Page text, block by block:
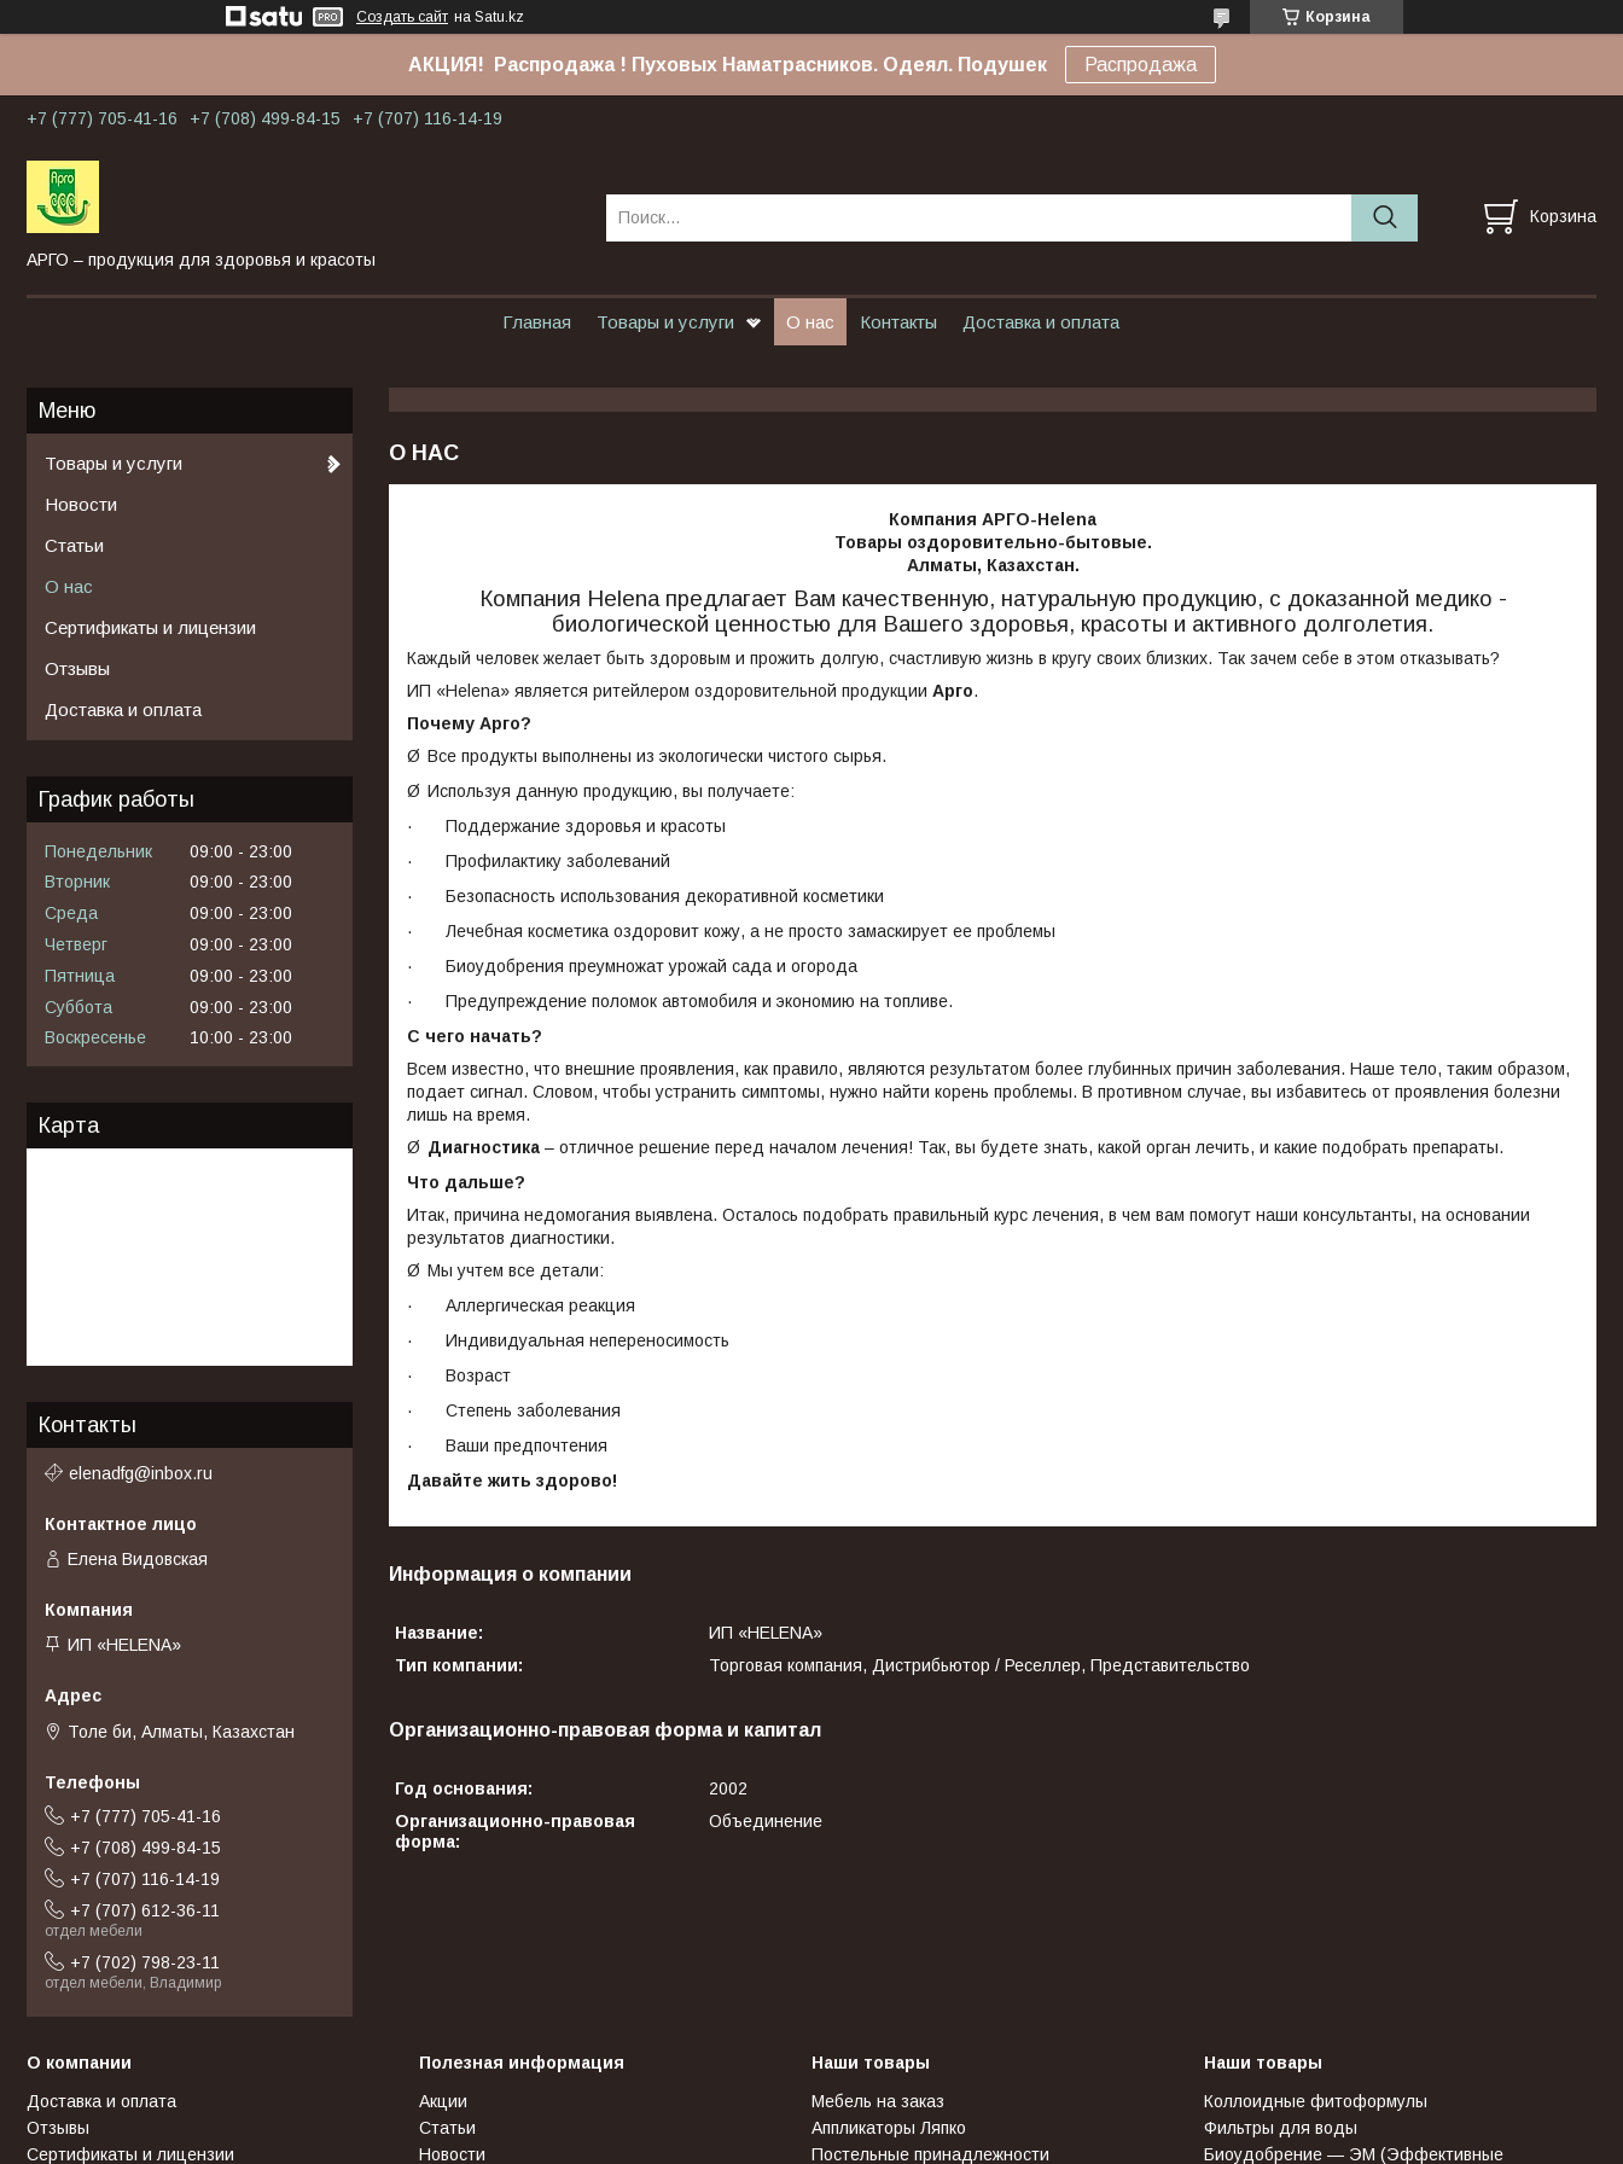
Создать сайт на Satu.kz Корзина
АКЦИЯ! Распродажа ! Пуховых Наматрасников. Одеял. Подушек Распродажа
+7 (777) 705-41-16 +7 (708) 499-84-15 +7 (707) 116-14-19
АРГО – продукция для здоровья и красоты
Корзина
Главная Товары и услуги О нас Контакты Доставка и оплата
О НАС
Компания АРГО-Helena
Товары оздоровительно-бытовые.
Алматы, Казахстан.
Компания Helena предлагает Вам качественную, натуральную продукцию, с доказанной медико -
биологической ценностью для Вашего здоровья, красоты и активного долголетия.
Каждый человек желает быть здоровым и прожить долгую, счастливую жизнь в кругу своих близких. Так зачем себе в этом отказывать?
ИП «Helena» является ритейлером оздоровительной продукции Арго.
Почему Арго?
Ø Все продукты выполнены из экологически чистого сырья.
Ø Используя данную продукцию, вы получаете:
·
Поддержание здоровья и красоты
·
Профилактику заболеваний
·
Безопасность использования декоративной косметики
·
Лечебная косметика оздоровит кожу, а не просто замаскирует ее проблемы
·
Биоудобрения преумножат урожай сада и огорода
·
Предупреждение поломок автомобиля и экономию на топливе.
С чего начать?
Всем известно, что внешние проявления, как правило, являются результатом более глубинных причин заболевания. Наше тело, таким образом,
подает сигнал. Словом, чтобы устранить симптомы, нужно найти корень проблемы. В противном случае, вы избавитесь от проявления болезни
лишь на время.
Ø Диагностика – отличное решение перед началом лечения! Так, вы будете знать, какой орган лечить, и какие подобрать препараты.
Что дальше?
Итак, причина недомогания выявлена. Осталось подобрать правильный курс лечения, в чем вам помогут наши консультанты, на основании
результатов диагностики.
Ø Мы учтем все детали:
·
Аллергическая реакция
·
Индивидуальная непереносимость
·
Возраст
·
Степень заболевания
·
Ваши предпочтения
Давайте жить здорово!
Информация о компании
Название:
ИП «HELENA»
Тип компании:
Торговая компания, Дистрибьютор / Реселлер, Представительство
Организационно-правовая форма и капитал
Год основания:
2002
Организационно-правовая
форма:
Объединение
Товары и услуги
Новости
Статьи
О нас
Сертификаты и лицензии
Отзывы
Доставка и оплата
График работы
Понедельник 09:00
23:00
Вторник
09:00
23:00
Среда
09:00
23:00
Четверг
09:00
23:00
Пятница
09:00
23:00
Суббота
09:00
23:00
Воскресенье
10:00 23:00
Карта
Контакты
elenadfg@inbox.ru
Елена Видовская
ИП «HELENA»
Толе би, Алматы, Казахстан
+7 (777) 705-41-16
+7 (708) 499-84-15
+7 (707) 116-14-19
+7 (707) 612-36-11
отдел мебели
+7 (702) 798-23-11
отдел мебели, Владимир
О компании
Доставка и оплата
Отзывы
Сертификаты и лицензии
Полезная информация
Акции
Статьи
Новости
Наши товары
Мебель на заказ
Аппликаторы Ляпко
Постельные принадлежности
Наши товары
Коллоидные фитоформулы
Фильтры для воды
Биоудобрение — ЭМ (Эффективные